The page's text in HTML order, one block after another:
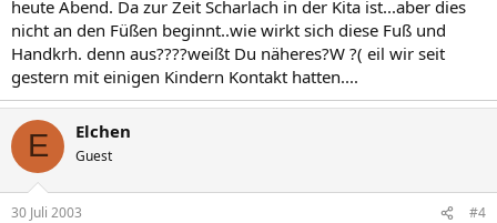
heute Abend. Da zur Zeit Scharlach in der Kita ist...aber dies
nicht an den Füßen beginnt..wie wirkt sich diese Fuß und
Handkrh. denn aus????weißt Du näheres?W ?( eil wir seit
gestern mit einigen Kindern Kontakt hatten....
E Elchen
Guest
30 Juli 2003 #4